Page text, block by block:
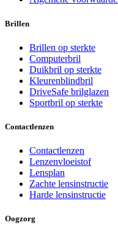
Brillen
Brillen op sterkte
Computerbril
Duikbril op sterkte
Kleurenblindbril
DriveSafe brilglazen
Sportbril op sterkte
Contactlenzen
Contactlenzen
Lenzenvloeistof
Lensplan
Zachte lensinstructie
Harde lensinstructie
Oogzorg